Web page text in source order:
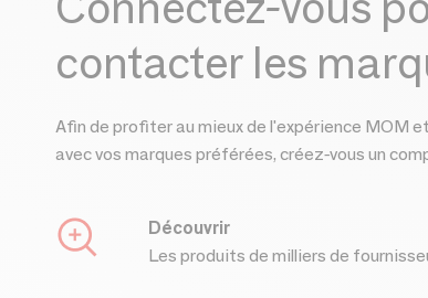
contacter les
Afin de profiter au mieux de l'expérience MOM
avec vos marques préférées, créez-vous un
Découvrir
Les produits de milliers de